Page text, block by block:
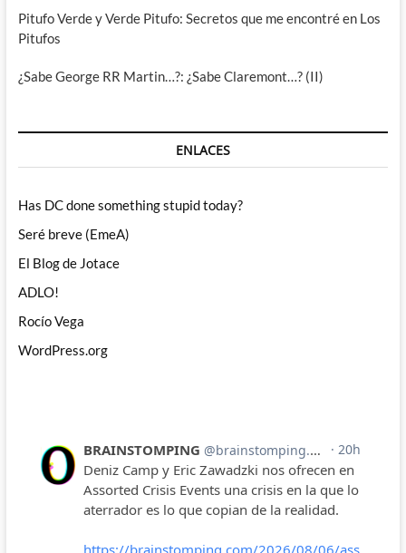
Pitufo Verde y Verde Pitufo: Secretos que me encontré en Los
Pitufos
¿Sabe George RR Martin…?: ¿Sabe Claremont…? (II)
ENLACES
Has DC done something stupid today?
Seré breve (EmeA)
El Blog de Jotace
ADLO!
Rocío Vega
WordPress.org